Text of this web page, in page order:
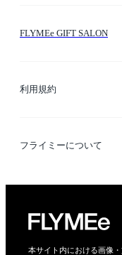
FLYMEe GIFT SALON
利用規約
利用規約
フライミーについて
会社概要
本サイト内における画像